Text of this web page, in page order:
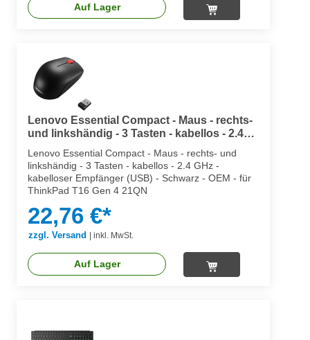
Auf Lager
Lenovo Essential Compact - Maus - rechts-
und linkshändig - 3 Tasten - kabellos - 2.4
Lenovo Essential Compact - Maus - rechts- und
linkshändig - 3 Tasten - kabellos - 2.4 GHz -
kabelloser Empfänger (USB) - Schwarz - OEM - für
ThinkPad T16 Gen 4 21QN
22,76 €*
zzgl. Versand inkl. MwSt.
Auf Lager